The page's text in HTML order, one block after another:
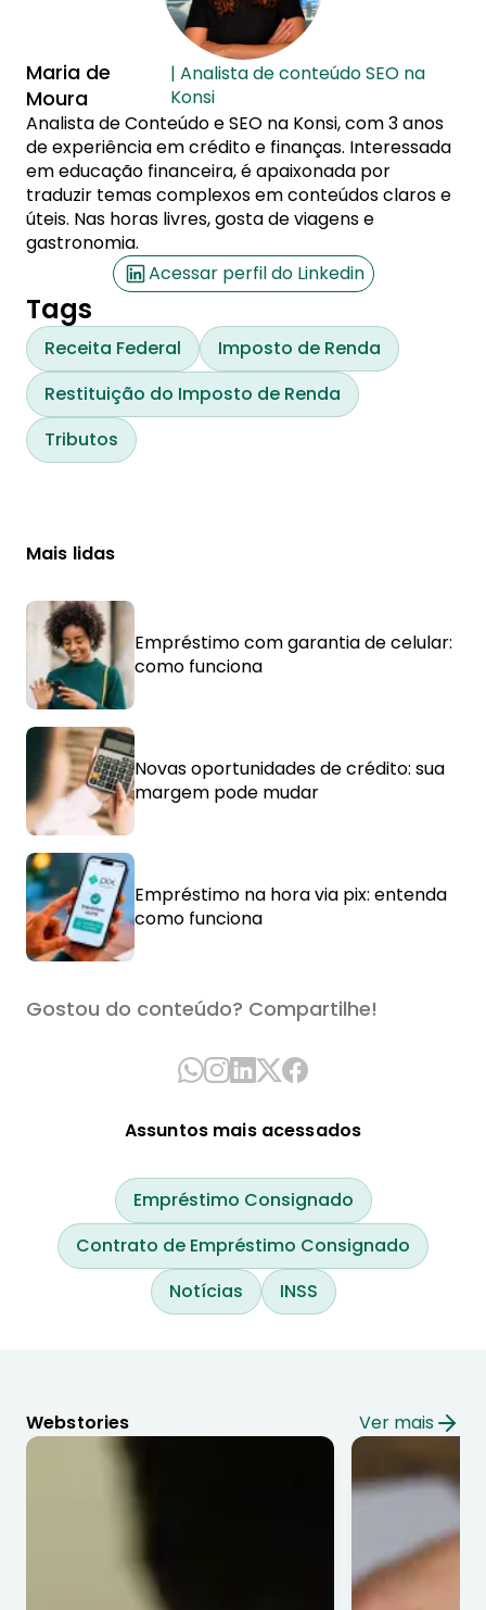
Maria de
Moura
| Analista de conteúdo SEO na
Konsi
Analista de Conteúdo e SEO na Konsi, com 3 anos
de experiência em crédito e finanças. Interessada
em educação financeira, é apaixonada por
traduzir temas complexos em conteúdos claros e
úteis. Nas horas livres, gosta de viagens e
gastronomia.
Acessar perfil do Linkedin
Tags
Receita Federal
Imposto de Renda
Restituição do Imposto de Renda
Tributos
Mais lidas
Empréstimo com garantia de celular:
como funciona
Novas oportunidades de crédito: sua
margem pode mudar
Empréstimo na hora via pix: entenda
como funciona
Gostou do conteúdo? Compartilhe!
Assuntos mais acessados
Empréstimo Consignado
Contrato de Empréstimo Consignado
Notícias
INSS
Webstories Ver mais